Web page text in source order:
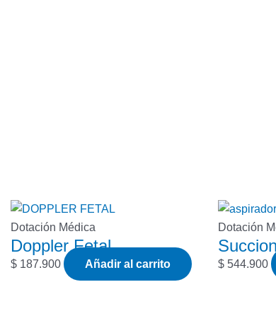
Dotación Médica
Doppler Fetal
$ 187.900 Añadir al carrito
Dotación
$ 544.900